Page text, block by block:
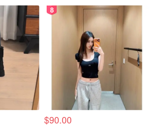
8
$90.00